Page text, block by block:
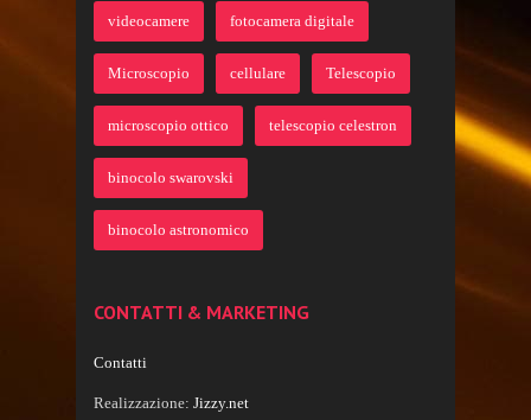
videocamere fotocamera digitale
Microscopio cellulare Telescopio
microscopio ottico telescopio celestron
binocolo swarovski
binocolo astronomico
CONTATTI & MARKETING
Contatti
Realizzazione: Jizzy.net